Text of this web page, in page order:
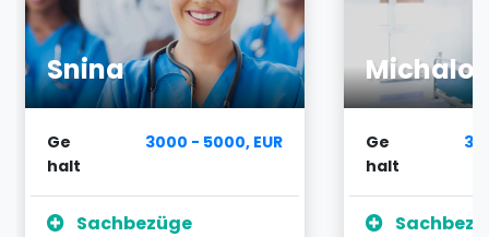
Snina
Ge
halt
3000 - 5000, EUR
Sachbezüge
Ge
halt